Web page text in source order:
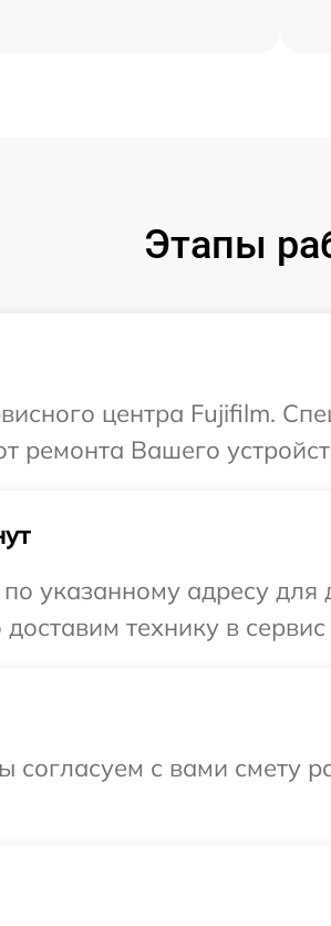
Этапы
центра Fujifilm.
ремонта Вашего
указанному адресу для
технику в
согласуем с вами смету